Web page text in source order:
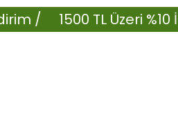
1500 TL Üzeri %10